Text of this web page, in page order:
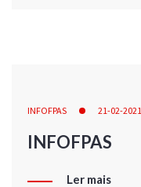
INFOFPAS 21-02-2021
INFOFPAS
Ler mais